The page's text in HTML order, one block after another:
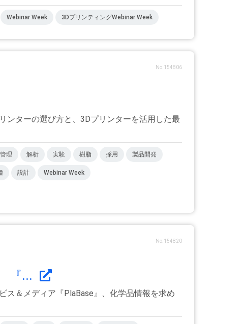
Webinar Week 3DプリンティングWebinar Week
No.154806
ンターの選び方と、3Dプリンターを活用した最
理 解析 実験 樹脂 採用 製品開発
設計 Webinar Week
No.154820
『...
ス＆メディア『PlaBase』、化学品情報を求め